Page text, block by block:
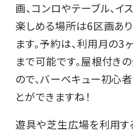
画、コンロやテーブル、
楽しめる場所は6区画あ
ます。予約は、利用月の
まで可能です。屋根付き
ので、バーベキュー初心
とができますね！
遊具や芝生広場を利用す